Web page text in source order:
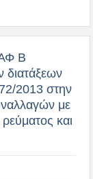
Β
2013 στην
με
ρεύματος και